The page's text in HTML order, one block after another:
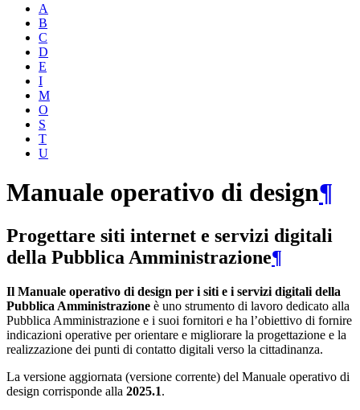
A
B
C
D
E
I
M
O
S
T
U
Manuale operativo di design¶
Progettare siti internet e servizi digitali
della Pubblica Amministrazione¶
Il Manuale operativo di design per i siti e i servizi digitali della
Pubblica Amministrazione è uno strumento di lavoro dedicato alla
Pubblica Amministrazione e i suoi fornitori e ha l’obiettivo di fornire
indicazioni operative per orientare e migliorare la progettazione e la
realizzazione dei punti di contatto digitali verso la cittadinanza.
La versione aggiornata (versione corrente) del Manuale operativo di
design corrisponde alla 2025.1.